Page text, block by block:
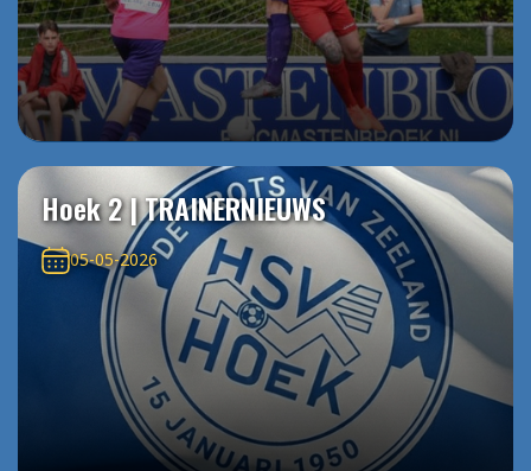
Hoek 2 | TRAINERNIEUWS
05-05-2026